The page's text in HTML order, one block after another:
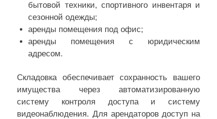
бытовой техники, спортивного инвентаря и
сезонной одежды;
аренды помещения под офис;
аренды помещения с юридическим
адресом.
Складовка обеспечивает сохранность вашего
имущества через автоматизированную
систему контроля доступа и систему
видеонаблюдения. Для арендаторов доступ на